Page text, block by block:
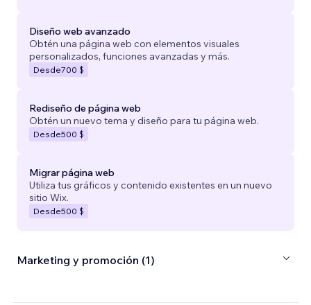
Diseño web avanzado
Obtén una página web con elementos visuales
personalizados, funciones avanzadas y más.
Desde700 $
Rediseño de página web
Obtén un nuevo tema y diseño para tu página web.
Desde500 $
Migrar página web
Utiliza tus gráficos y contenido existentes en un nuevo
sitio Wix.
Desde500 $
Marketing y promoción (1)